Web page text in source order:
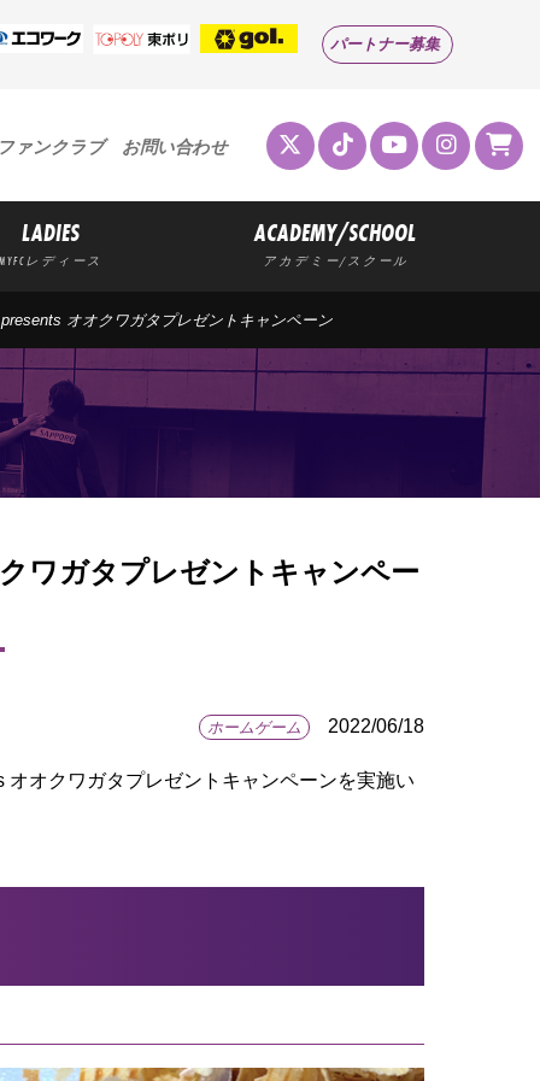
パートナー募集
ァンクラブ お問い合わせ
LADIES
MYFCレディース
ACADEMY/SCHOOL
アカデミー/スクール
オオクワガタプレゼントキャンペーン
ワガタプレゼントキャンペー
ホームゲーム 2022/06/18
オクワガタプレゼントキャンペーンを実施い